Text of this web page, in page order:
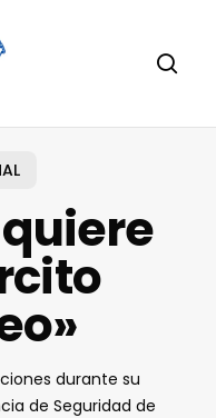
durante su
de Seguridad de